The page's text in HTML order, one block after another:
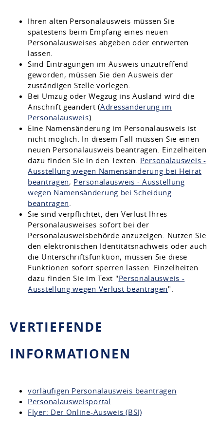
Ihren alten Personalausweis müssen Sie
spätestens beim Empfang eines neuen
Personalausweises abgeben oder entwerten
lassen.
Sind Eintragungen im Ausweis unzutreffend
geworden, müssen Sie den Ausweis der
zuständigen Stelle vorlegen.
Bei Umzug oder Wegzug ins Ausland wird die
Anschrift geändert (Adressänderung im
Personalausweis).
Eine Namensänderung im Personalausweis ist
nicht möglich. In diesem Fall müssen Sie einen
neuen Personalausweis beantragen. Einzelheiten
dazu finden Sie in den Texten: Personalausweis -
Ausstellung wegen Namensänderung bei Heirat
beantragen, Personalausweis - Ausstellung
wegen Namensänderung bei Scheidung
beantragen
Sie sind verpflichtet, den Verlust Ihres
Personalausweises sofort bei der
Personalausweisbehörde anzuzeigen. Nutzen Sie
den elektronischen Identitätsnachweis oder auch
die Unterschriftsfunktion, müssen Sie diese
Funktionen sofort sperren lassen. Einzelheiten
dazu finden Sie im Text "Personalausweis -
Ausstellung wegen Verlust beantragen".
VERTIEFENDE
INFORMATIONEN
vorläufigen Personalausweis beantragen
Personalausweisportal
Flyer: Der Online-Ausweis (BSI)